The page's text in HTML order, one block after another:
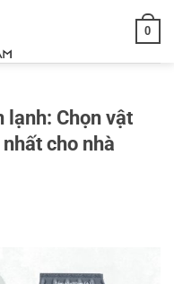
0
lạnh: Chọn vật
cho nhà